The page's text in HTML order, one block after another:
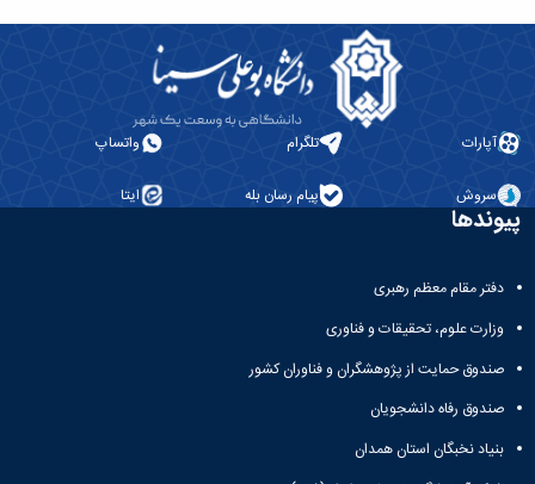
آپارات تلگرام واتساپ
سروش پیام رسان بله ایتا
پیوندها
دفتر مقام معظم رهبری
وزارت علوم، تحقیقات و فناوری
صندوق حمایت از پژوهشگران و فناوران کشور
صندوق رفاه دانشجویان
بنیاد نخبگان استان همدان